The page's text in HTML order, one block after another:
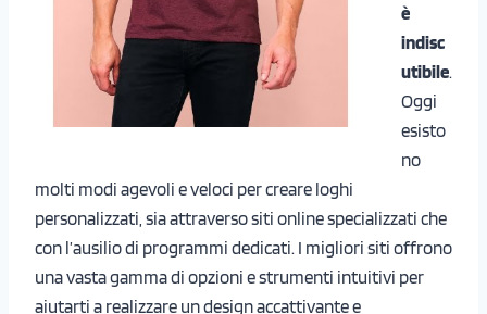
è
indisc
utibile.
Oggi
esisto
no
molti modi agevoli e veloci per creare loghi
personalizzati, sia attraverso siti online specializzati che
con l’ausilio di programmi dedicati. I migliori siti offrono
una vasta gamma di opzioni e strumenti intuitivi per
aiutarti a realizzare un design accattivante e